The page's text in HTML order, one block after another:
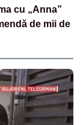
cu „Anna”
de mii de